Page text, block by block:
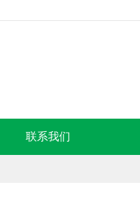
联系我们